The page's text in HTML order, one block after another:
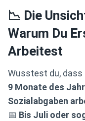
📉 Die
Warum Du
Arbeitest
Wusstest du, dass
9 Monate des
Sozialabgaben
📅 Bis Juli oder